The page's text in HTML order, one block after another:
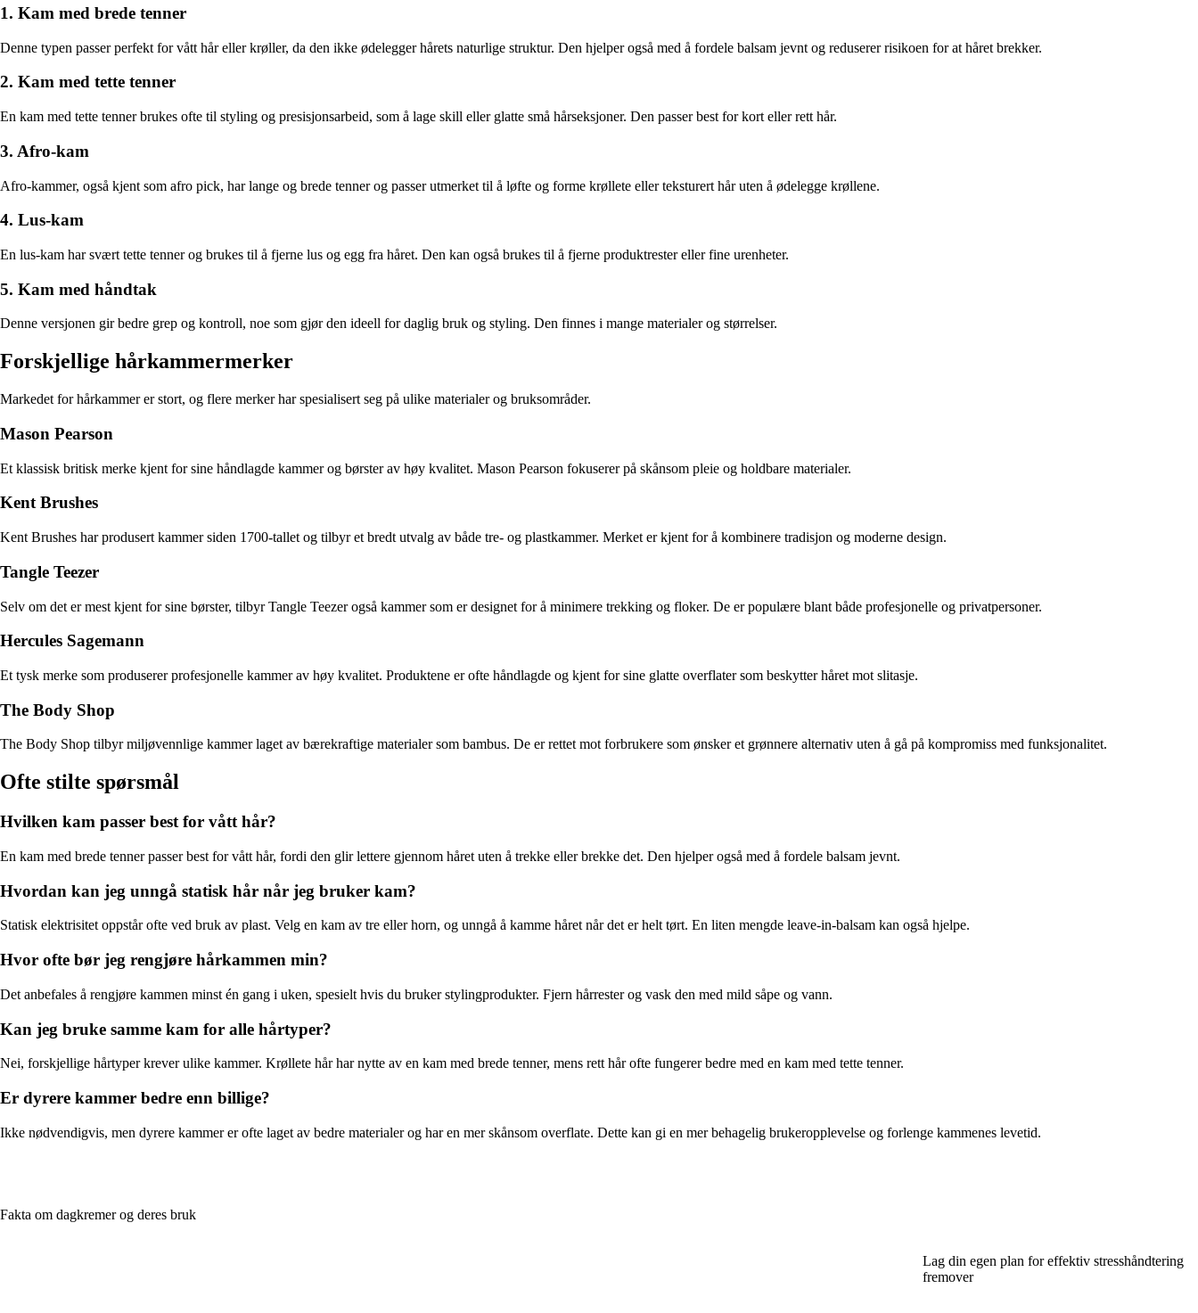
1. Kam med brede tenner
Denne typen passer perfekt for vått hår eller krøller, da den ikke ødelegger hårets naturlige struktur. Den hjelper også med å fordele balsam jevnt og reduserer risikoen for at håret brekker.
2. Kam med tette tenner
En kam med tette tenner brukes ofte til styling og presisjonsarbeid, som å lage skill eller glatte små hårseksjoner. Den passer best for kort eller rett hår.
3. Afro-kam
Afro-kammer, også kjent som afro pick, har lange og brede tenner og passer utmerket til å løfte og forme krøllete eller teksturert hår uten å ødelegge krøllene.
4. Lus-kam
En lus-kam har svært tette tenner og brukes til å fjerne lus og egg fra håret. Den kan også brukes til å fjerne produktrester eller fine urenheter.
5. Kam med håndtak
Denne versjonen gir bedre grep og kontroll, noe som gjør den ideell for daglig bruk og styling. Den finnes i mange materialer og størrelser.
Forskjellige hårkammermerker
Markedet for hårkammer er stort, og flere merker har spesialisert seg på ulike materialer og bruksområder.
Mason Pearson
Et klassisk britisk merke kjent for sine håndlagde kammer og børster av høy kvalitet. Mason Pearson fokuserer på skånsom pleie og holdbare materialer.
Kent Brushes
Kent Brushes har produsert kammer siden 1700-tallet og tilbyr et bredt utvalg av både tre- og plastkammer. Merket er kjent for å kombinere tradisjon og moderne design.
Tangle Teezer
Selv om det er mest kjent for sine børster, tilbyr Tangle Teezer også kammer som er designet for å minimere trekking og floker. De er populære blant både profesjonelle og privatpersoner.
Hercules Sagemann
Et tysk merke som produserer profesjonelle kammer av høy kvalitet. Produktene er ofte håndlagde og kjent for sine glatte overflater som beskytter håret mot slitasje.
The Body Shop
The Body Shop tilbyr miljøvennlige kammer laget av bærekraftige materialer som bambus. De er rettet mot forbrukere som ønsker et grønnere alternativ uten å gå på kompromiss med funksjonalitet.
Ofte stilte spørsmål
Hvilken kam passer best for vått hår?
En kam med brede tenner passer best for vått hår, fordi den glir lettere gjennom håret uten å trekke eller brekke det. Den hjelper også med å fordele balsam jevnt.
Hvordan kan jeg unngå statisk hår når jeg bruker kam?
Statisk elektrisitet oppstår ofte ved bruk av plast. Velg en kam av tre eller horn, og unngå å kamme håret når det er helt tørt. En liten mengde leave-in-balsam kan også hjelpe.
Hvor ofte bør jeg rengjøre hårkammen min?
Det anbefales å rengjøre kammen minst én gang i uken, spesielt hvis du bruker stylingprodukter. Fjern hårrester og vask den med mild såpe og vann.
Kan jeg bruke samme kam for alle hårtyper?
Nei, forskjellige hårtyper krever ulike kammer. Krøllete hår har nytte av en kam med brede tenner, mens rett hår ofte fungerer bedre med en kam med tette tenner.
Er dyrere kammer bedre enn billige?
Ikke nødvendigvis, men dyrere kammer er ofte laget av bedre materialer og har en mer skånsom overflate. Dette kan gi en mer behagelig brukeropplevelse og forlenge kammenes levetid.
Fakta om dagkremer og deres bruk
Lag din egen plan for effektiv stresshåndtering
fremover